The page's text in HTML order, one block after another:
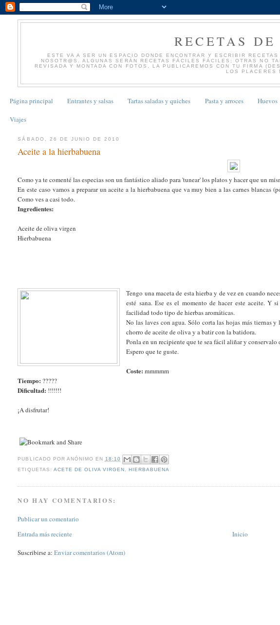
RECETAS
ESTE VA A SER UN ESPACIO DONDE ENCONTRAR Y ESCRIBIR
NOSOTR@S. ALGUNAS SERÁN RECETAS FÁCILES FÁCILES; OTRAS NO
REVISADA Y MONTADA CON FOTOS, LA PUBLICAREMOS CON TU FIRMA
LOS PLACERES
Página principal Entrantes y salsas Tartas saladas y quiches Pasta y arroces Huevos
Viajes
SÁBADO, 26 DE JUNIO DE 2010
Aceite a la hierbabuena
Como ya te comenté las especias son un fantástico aliado para 'tunear' los platos y hacer que un
En este caso vamos a preparar un aceite a la hierbabuena que va muy bien a las carnes blancas
Como ves a casi todo.
Ingredientes:
Aceite de oliva virgen
Hierbabuena
Tengo una maceta de esta hierba y de vez en cuando
esté sana. Ese es el momento de hacer este aceite. Y
facilidad todo tipo de hierbas aromáticas.
No las laves con agua. Sólo corta las hojas más tiernas
chorro de aceite de oliva y a batir con la batidora.
Ponla en un recipiente que te sea fácil aliñar y
Espero que te guste.
Coste: mmmmm
Tiempo: ?????
Dificultad: !!!!!!!
¡A disfrutar!
PUBLICADO POR ANÓNIMO EN 18:10
ETIQUETAS: ACETE DE OLIVA VIRGEN HIERBABUENA
NO HAY COMENTARIOS:
Publicar un comentario
Entrada más reciente
Inicio
Suscribirse a:Enviar comentarios (Atom)